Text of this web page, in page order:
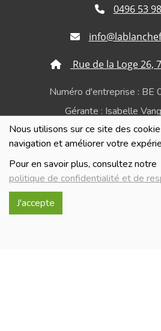
Nous utilisons sur ce site des
navigation et améliorer votre
Pour en savoir plus, consultez notre
politique de confidentialité et de
J'accepte
0496 53
Rue de la Loge 26,
Numéro d'entreprise :
Gérante : Isabelle
Politique de confidentialité et
privée